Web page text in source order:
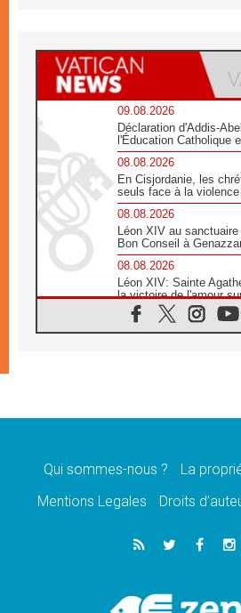
09.08.2026
Déclaration d'Addis-
l'Éducation Catholique
08.08.2026
En Cisjordanie, les
seuls face à la
08.08.2026
Léon XIV au
Bon Conseil à
08.08.2026
Léon XIV: Sainte
la victoire de l'amour
08.08.2026
«Relancer l'empathie»,
08.08.2026
07.08.2026
Calapan devient un
Congo-Brazzaville: le
de l'Assomption et
«La paix commence
le cardinal Parolin
Qui sommes-nous ? La
Mentions Legales
Droits